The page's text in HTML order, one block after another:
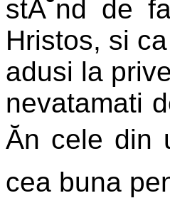
stĂ˘nd de
Hristos, si
adusi la
nevatamati
Ăn cele
cea buna